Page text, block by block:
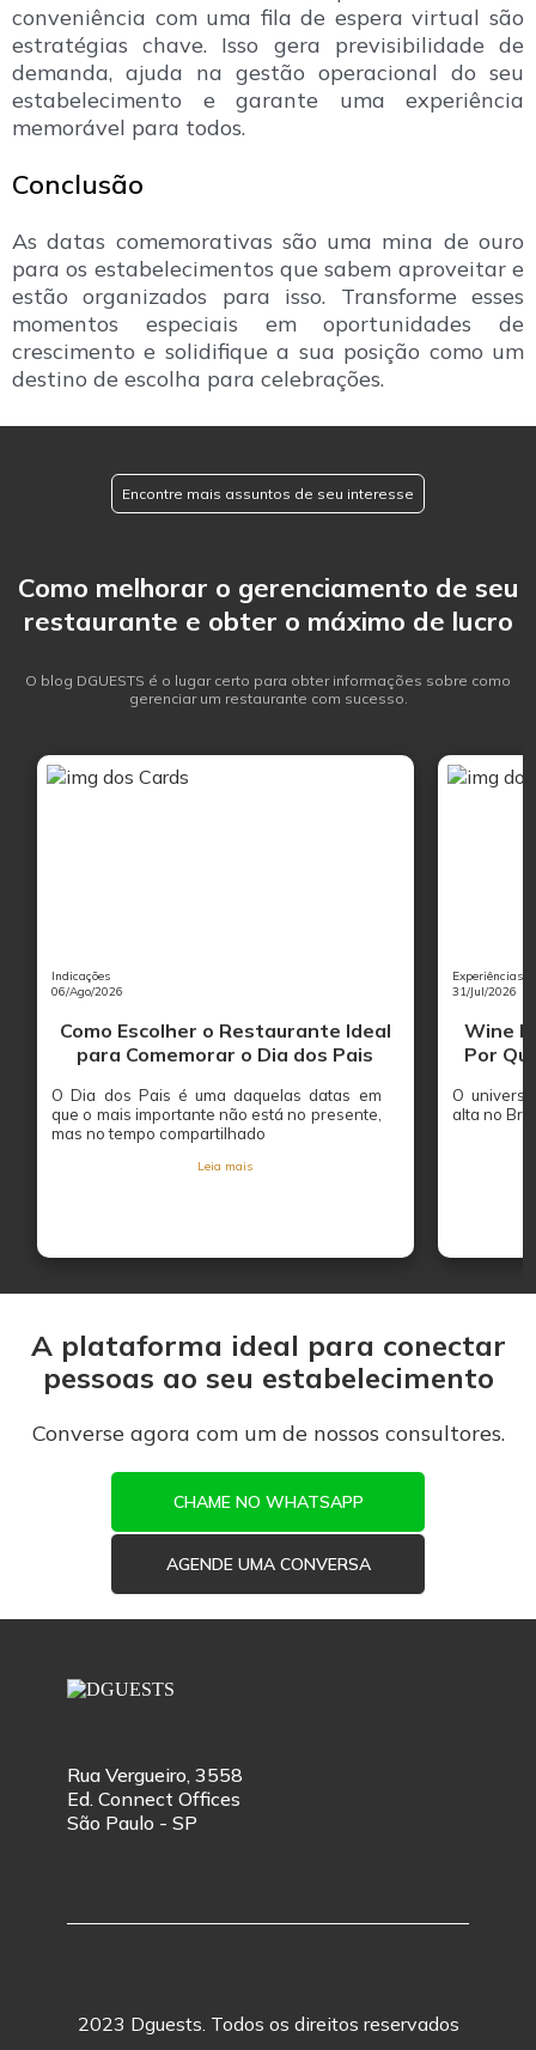
conveniência com uma fila de espera virtual são
estratégias chave. Isso gera previsibilidade de
demanda, ajuda na gestão operacional do seu
estabelecimento e garante uma experiência
memorável para todos.
Conclusão
As datas comemorativas são uma mina de ouro
para os estabelecimentos que sabem aproveitar e
estão organizados para isso. Transforme esses
momentos especiais em oportunidades de
crescimento e solidifique a sua posição como um
destino de escolha para celebrações.
Encontre mais assuntos de seu interesse
Como melhorar o gerenciamento de seu
restaurante e obter o máximo de lucro
O blog DGUESTS é o lugar certo para obter informações sobre como
gerenciar um restaurante com sucesso.
Indicações
06/Ago/2026
Como Escolher o Restaurante Ideal
para Comemorar o Dia dos Pais
O Dia dos Pais é uma daquelas datas em
que o mais importante não está no presente,
mas no tempo compartilhado
Leia mais
Experiências
31/Jul/2026
Wine
Por
O
alta no
A plataforma ideal para conectar
pessoas ao seu estabelecimento
Converse agora com um de nossos consultores.
CHAME NO WHATSAPP
AGENDE UMA CONVERSA
Rua Vergueiro, 3558
Ed. Connect Offices
São Paulo - SP
2023 Dguests. Todos os direitos reservados